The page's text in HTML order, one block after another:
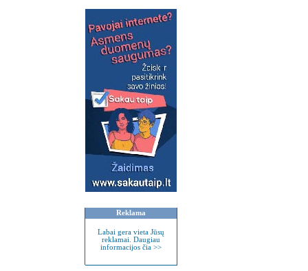
Reklama
Labai gera vieta Jūsų
reklamai. Daugiau
informacijos čia >>